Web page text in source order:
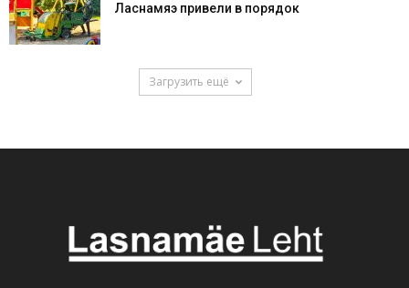
Ласнамяэ привели в порядок
Загрузить ещё